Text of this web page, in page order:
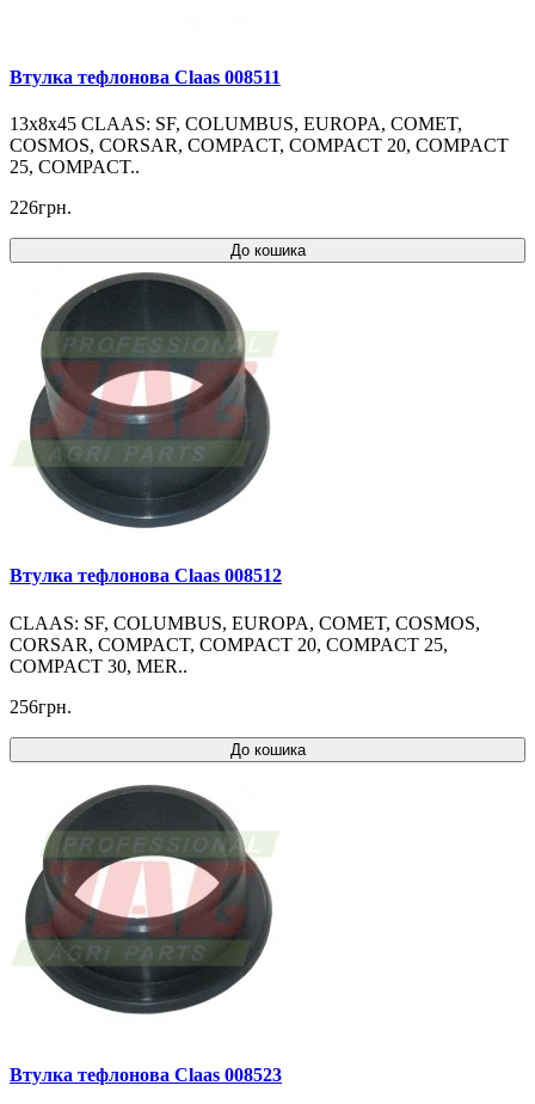
Втулка тефлонова Claas 008511
13x8x45 CLAAS: SF, COLUMBUS, EUROPA, COMET,
COSMOS, CORSAR, COMPACT, COMPACT 20, COMPACT
25, COMPACT..
226грн.
До кошика
Втулка тефлонова Claas 008512
CLAAS: SF, COLUMBUS, EUROPA, COMET, COSMOS,
CORSAR, COMPACT, COMPACT 20, COMPACT 25,
COMPACT 30, MER..
256грн.
До кошика
Втулка тефлонова Claas 008523